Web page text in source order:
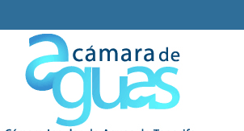
NAVIGATION